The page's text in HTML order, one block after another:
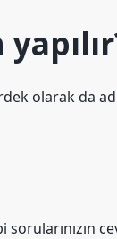
olarak da